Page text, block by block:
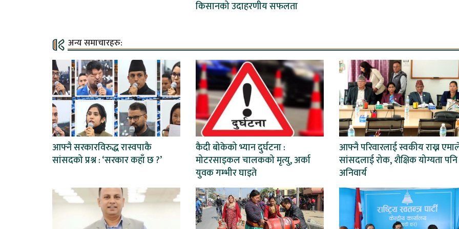
किसानको उदाहरणीय सफलता
अन्य समाचारहरु:
आफ्नै सरकारविरुद्ध रास्वपाकै
सांसदको प्रश्न : ‘सरकार कहाँ छ ?’
कैदी बोकेको भ्यान दुर्घटना :
मोटरसाइकल चालकको मृत्यु, अर्का
युवक गम्भीर घाइते
आफ्नै परिवारलाई स्वकीय राख्न
सांसदलाई रोक, शैक्षिक योग्यता पनि
अनिवार्य